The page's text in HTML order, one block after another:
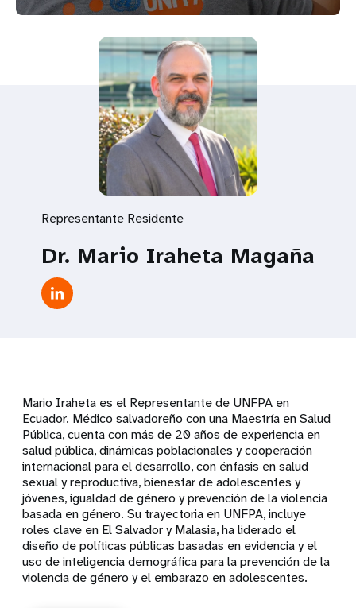
Representante Residente
Dr. Mario Iraheta Magaña
Mario Iraheta es el Representante de UNFPA en
Ecuador. Médico salvadoreño con una Maestría en Salud
Pública, cuenta con más de 20 años de experiencia en
salud pública, dinámicas poblacionales y cooperación
internacional para el desarrollo, con énfasis en salud
sexual y reproductiva, bienestar de adolescentes y
jóvenes, igualdad de género y prevención de la violencia
basada en género. Su trayectoria en UNFPA, incluye
roles clave en El Salvador y Malasia, ha liderado el
diseño de políticas públicas basadas en evidencia y el
uso de inteligencia demográfica para la prevención de la
violencia de género y el embarazo en adolescentes.